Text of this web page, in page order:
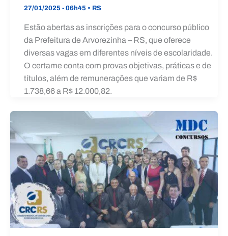
27/01/2025 - 06h45 • RS
Estão abertas as inscrições para o concurso público
da Prefeitura de Arvorezinha – RS, que oferece
diversas vagas em diferentes níveis de escolaridade.
O certame conta com provas objetivas, práticas e de
títulos, além de remunerações que variam de R$
1.738,66 a R$ 12.000,82.